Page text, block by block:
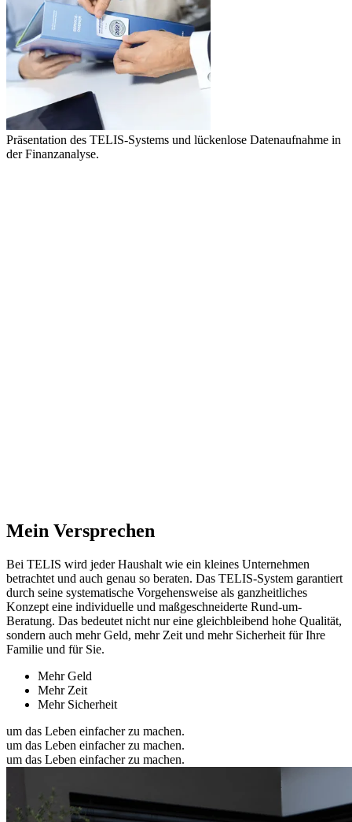
Präsentation des TELIS-Systems und lückenlose Datenaufnahme in
der Finanzanalyse.
Mein Versprechen
Bei TELIS wird jeder Haushalt wie ein kleines Unternehmen
betrachtet und auch genau so beraten. Das TELIS-System garantiert
durch seine systematische Vorgehensweise als ganzheitliches
Konzept eine individuelle und maßgeschneiderte Rund-um-
Beratung. Das bedeutet nicht nur eine gleichbleibend hohe Qualität,
sondern auch mehr Geld, mehr Zeit und mehr Sicherheit für Ihre
Familie und für Sie.
Mehr Geld
Mehr Zeit
Mehr Sicherheit
um das Leben einfacher zu machen.
um das Leben einfacher zu machen.
um das Leben einfacher zu machen.